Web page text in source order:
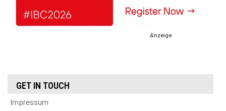
Anzeige
GET IN TOUCH
Impressum